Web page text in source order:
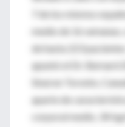
7 de los mismos
medio de 16
de hasta 223
apuntó el Dr. Bernard
Sinai en Toronto,
aparte de
corporal medio, 34